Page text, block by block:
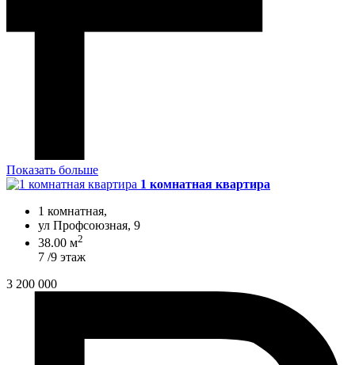
Показать больше
1 комнатная квартира
1 комнатная,
ул Профсоюзная, 9
38.00 м2
7 /9 этаж
3 200 000